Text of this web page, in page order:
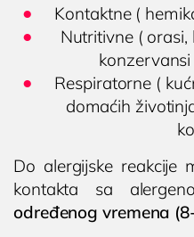
Kontaktne (
Nutritivne ( orasi,
Respiratorne (
domaćih
Do alergijske reakcije
kontakta sa
određenog vremena